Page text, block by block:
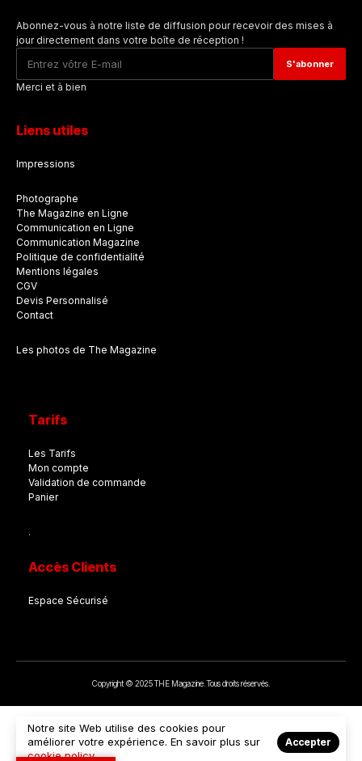
Abonnez-vous à notre liste de diffusion pour recevoir des mises à
jour directement dans votre boîte de réception !
Merci et à bien
Liens utiles
Impressions
Photographe
The Magazine en Ligne
Communication en Ligne
Communication Magazine
Politique de confidentialité
Mentions légales
CGV
Devis Personnalisé
Contact
Les photos de The Magazine
Tarifs
Les Tarifs
Mon compte
Validation de commande
Panier
.
Accès Clients
Espace Sécurisé
Copyright © 2025 THE Magazine. Tous droits réservés.
Notre site Web utilise des cookies pour
améliorer votre expérience. En savoir plus sur
cookie policy
Accepter